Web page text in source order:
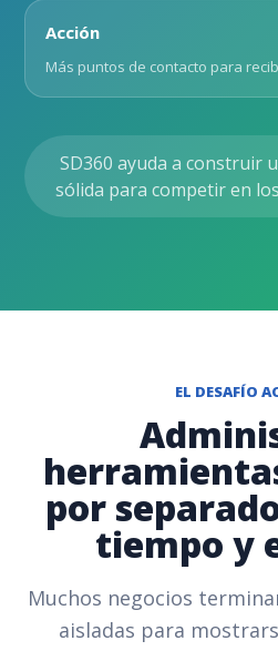
Acción
Más puntos de contacto para
SD360 ayuda a construir
sólida para competir en
EL DESAFÍO
por
tiempo y
Muchos negocios
aisladas para